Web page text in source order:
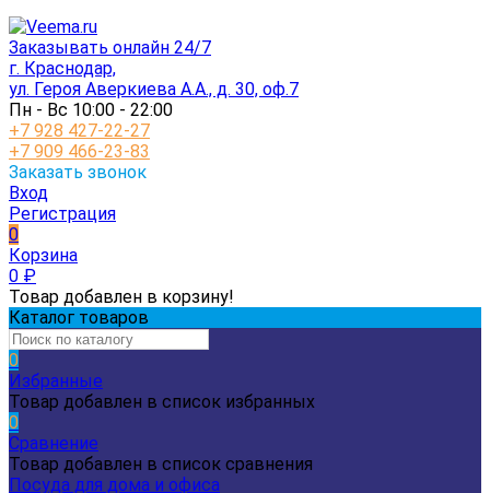
Заказывать онлайн 24/7
г. Краснодар,
ул. Героя Аверкиева А.А., д. 30, оф.7
Пн - Вс 10:00 - 22:00
+7 928 427-22-27
+7 909 466-23-83
Заказать звонок
Вход
Регистрация
0
Корзина
0 ₽
Товар добавлен в корзину!
Каталог товаров
0
Избранные
Товар добавлен в список избранных
0
Сравнение
Товар добавлен в список сравнения
Посуда для дома и офиса